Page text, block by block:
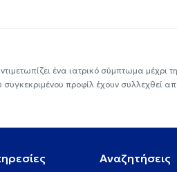
ένα ιατρικό σύμπτωμα μέχρι τη
προφίλ έχουν συλλεχθεί
Αναζητήσεις